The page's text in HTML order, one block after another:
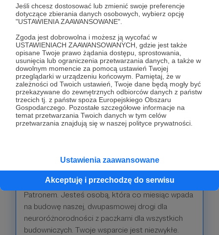
Jeśli chcesz dostosować lub zmienić swoje preferencje
dotyczące zbierania danych osobowych, wybierz opcję
"USTAWIENIA ZAAWANSOWANE".
Zgoda jest dobrowolna i możesz ją wycofać w
USTAWIENIACH ZAAWANSOWANYCH, gdzie jest także
opisane Twoje prawo żądania dostępu, sprostowania,
usunięcia lub ograniczenia przetwarzania danych, a także w
dowolnym momencie za pomocą ustawień Twojej
przeglądarki w urządzeniu końcowym. Pamiętaj, że w
zależności od Twoich ustawień, Twoje dane będą mogły być
przekazywane do zewnętrznych odbiorców danych z państw
trzecich tj. z państw spoza Europejskiego Obszaru
Gospodarczego. Pozostałe szczegółowe informacje na
temat przetwarzania Twoich danych w tym celów
przetwarzania znajdują się w naszej polityce prywatności.
Ustawienia zaawansowane
Akceptuję i przechodzę do serwisu
prawda? By było mniej niedogodności.
Taki patronat potrzebuje czegoś specjalnego.
Oprócz wszystkiego, co znajdziesz we
wcześniejszych progach, ofiarowuję Ci e-book
mojej książki "Człowiek w spektrum autyzmu.
Podręcznik pedagogiki empatycznej" 🙏
Patroni: 14
180 zł miesięcznie
Okej... Na tym poziomie nie jesteś już moim
Patronem. Jesteś osobą, która co miesiąc wpada
na budowę naszej, dwupasmowej drogi dla
neuroróżnorodności z paczkami dla wszystkich
budowniczych. Twoje wsparcie jest niezwykłe.